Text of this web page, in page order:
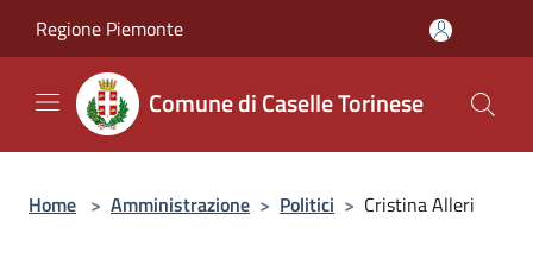
Regione Piemonte
Comune di Caselle Torinese
Home > Amministrazione > Politici > Cristina Alleri